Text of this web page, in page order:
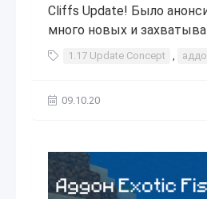
Cliffs Update! Было
много новых и
1.17 Update Concept ,
09.10.20